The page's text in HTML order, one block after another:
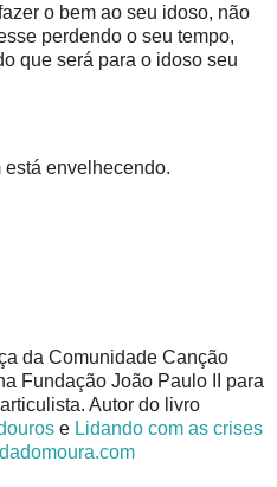
o bem ao seu idoso, não
perdendo o seu tempo,
que será para o idoso seu
está envelhecendo.
da Comunidade Canção
Fundação João Paulo II para
Autor do livro
e Lidando com as crises